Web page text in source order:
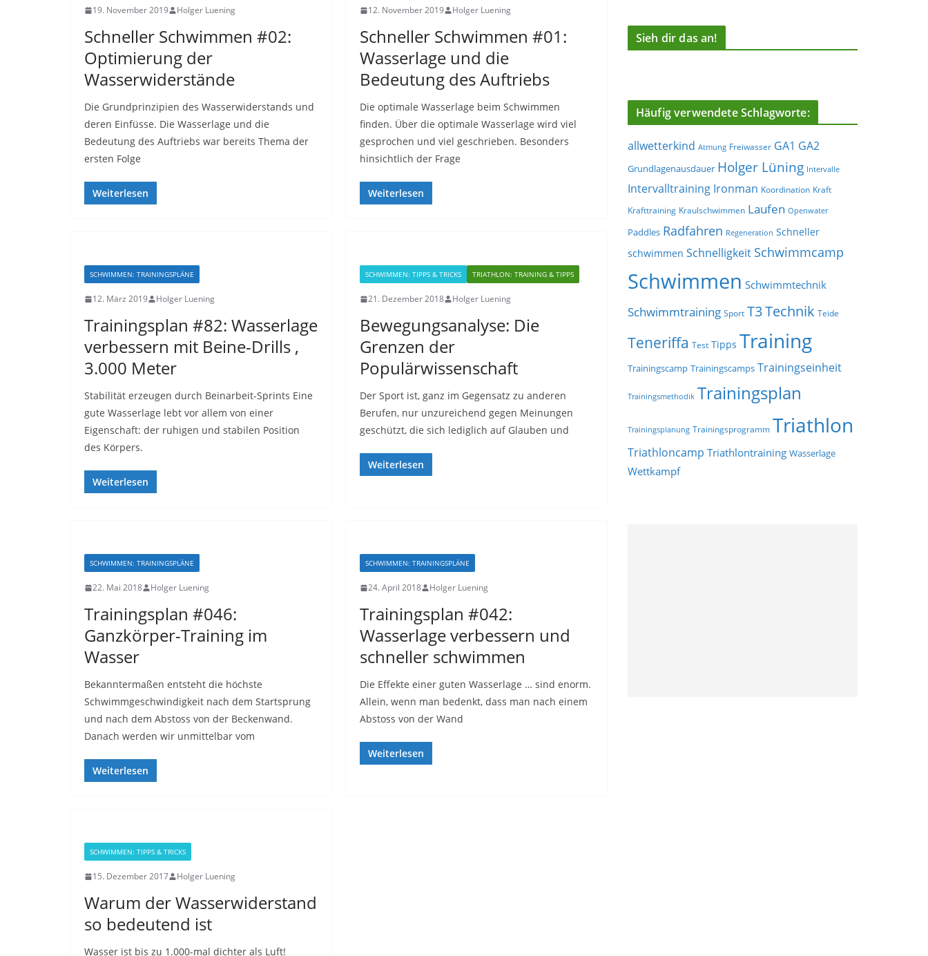
19. November 2019 Holger Luening
Schneller Schwimmen #02:
Optimierung der
Wasserwiderstände
Die Grundprinzipien des Wasserwiderstands und
deren Einfüsse. Die Wasserlage und die
Bedeutung des Auftriebs war bereits Thema der
ersten Folge
Weiterlesen
12. November 2019 Holger Luening
Schneller Schwimmen #01:
Wasserlage und die
Bedeutung des Auftriebs
Die optimale Wasserlage beim Schwimmen
finden. Über die optimale Wasserlage wird viel
gesprochen und viel geschrieben. Besonders
hinsichtlich der Frage
Weiterlesen
SCHWIMMEN: TRAININGSPLÄNE
12. März 2019 Holger Luening
Trainingsplan #82: Wasserlage
verbessern mit Beine-Drills ,
3.000 Meter
Stabilität erzeugen durch Beinarbeit-Sprints Eine
gute Wasserlage lebt vor allem von einer
Eigenschaft: der ruhigen und stabilen Position
des Körpers.
Weiterlesen
SCHWIMMEN: TIPPS & TRICKS TRIATHLON: TRAINING & TIPPS
21. Dezember 2018 Holger Luening
Bewegungsanalyse: Die
Grenzen der
Populärwissenschaft
Der Sport ist, ganz im Gegensatz zu anderen
Berufen, nur unzureichend gegen Meinungen
geschützt, die sich lediglich auf Glauben und
Weiterlesen
SCHWIMMEN: TRAININGSPLÄNE
22. Mai 2018 Holger Luening
Trainingsplan #046:
Ganzkörper-Training im
Wasser
Bekanntermaßen entsteht die höchste
Schwimmgeschwindigkeit nach dem Startsprung
und nach dem Abstoss von der Beckenwand.
Danach werden wir unmittelbar vom
Weiterlesen
SCHWIMMEN: TRAININGSPLÄNE
24. April 2018 Holger Luening
Trainingsplan #042:
Wasserlage verbessern und
schneller schwimmen
Die Effekte einer guten Wasserlage … sind enorm.
Allein, wenn man bedenkt, dass man nach einem
Abstoss von der Wand
Weiterlesen
SCHWIMMEN: TIPPS & TRICKS
15. Dezember 2017 Holger Luening
Warum der Wasserwiderstand
so bedeutend ist
Wasser ist bis zu 1.000-mal dichter als Luft!
Sieh dir das an!
Häufig verwendete Schlagworte:
allwetterkind Atmung Freiwasser GA1 GA2
Grundlagenausdauer Holger Lüning Intervalle
Intervalltraining Ironman Koordination Kraft
Krafttraining Kraulschwimmen Laufen Openwater
Paddles Radfahren Regeneration Schneller
schwimmen Schnelligkeit Schwimmcamp
Schwimmen Schwimmtechnik
Schwimmtraining Sport T3Technik Teide
Teneriffa Test Tipps Training
Trainingscamp Trainingscamps Trainingseinheit
Trainingsmethodik Trainingsplan
Trainingsplanung Trainingsprogramm Triathlon
Triathloncamp Triathlontraining Wasserlage
Wettkampf